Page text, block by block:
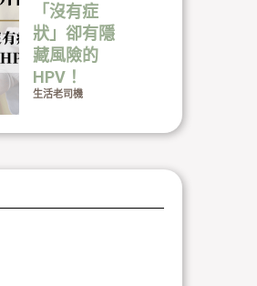
「沒有症
狀」卻有隱
藏風險的
HPV！
生活老司機